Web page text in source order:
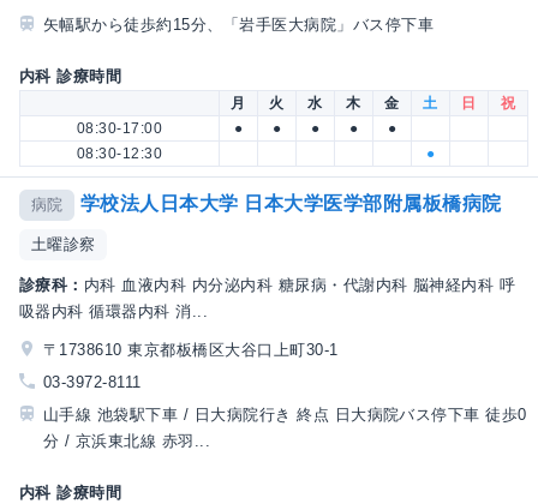
矢幅駅から徒歩約15分、「岩手医大病院」バス停下車
内科 診療時間
月 火 水 木 金 土 日
祝
08:30-17:00
● ● ● ●
●
08:30-12:30
●
病院 学校法人日本大学 日本大学医学部附属板橋病院
土曜診察
診療科： 内科 血液内科 内分泌内科 糖尿病・代謝内科 脳神経内科 呼
吸器内科 循環器内科 消...
〒1738610 東京都板橋区大谷口上町30-1
03-3972-8111
山手線 池袋駅下車 / 日大病院行き 終点 日大病院バス停下車 徒歩0
分 / 京浜東北線 赤羽...
内科 診療時間